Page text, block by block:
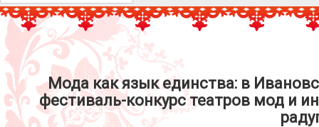
Мода как язык единства: в
фестиваль-конкурс театров мод и